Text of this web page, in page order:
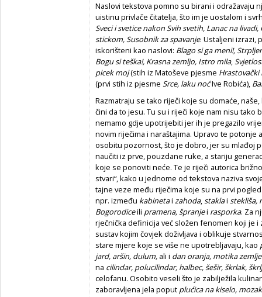
Naslovi tekstova pomno su birani i odražavaju
uistinu privlače čitatelja, što im je uostalom i
Sveci i svetice nakon Svih svetih, Lanac na
stickom, Susobnik za spavanje. Ustaljeni izrazi,
iskorišteni kao naslovi: Blago si ga meni!,
Bogu si teška!, Krasna zemljo, Istro mila,
picek moj(stih iz Matoševe pjesme
(prvi stih iz pjesme Srce, laku noćIve Robića),
Razmatraju se tako riječi koje su domaće,
čini da to jesu. Tu su i riječi koje nam nisu tako
nemamo gdje upotrijebiti jer ih je pregazilo
novim riječima i naraštajima. Upravo te
osobitu pozornost, što je dobro, jer su mlađoj
naučiti iz prve, pouzdane ruke, a stariju
koje se ponoviti neće. Te je riječi autorica
stvari“, kako u jednome od tekstova naziva
tajne veze među riječima koje su na prvi
npr. između kabinetai zahoda,staklai stekliša,
Bogorodiceili pramena, špranjei rasporka. Za
rječnička definicija već složen fenomen koji je
sustav kojim čovjek doživljava i oblikuje
stare mjere koje se više ne upotrebljavaju, kao
jard, aršin, dulum, ali i dan oranja, motika
na cilindar, polucilindar, halbec, šešir, škrlak,
celofanu. Osobito veseli što je zabilježila
zaboravljena jela poput plućica na kiselo,